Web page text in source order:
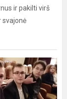
ir pakilti virš
svajonė